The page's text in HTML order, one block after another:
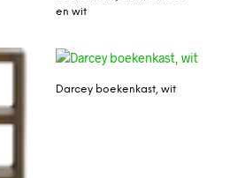
en wit
Darcey boekenkast, wit